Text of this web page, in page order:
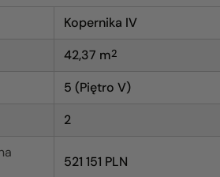
Kopernika IV
42,37 m2
5 (Piętro V)
2
521 151 PLN